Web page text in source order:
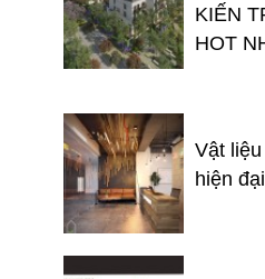
KIẾN
HOT
Vật
hiện đại